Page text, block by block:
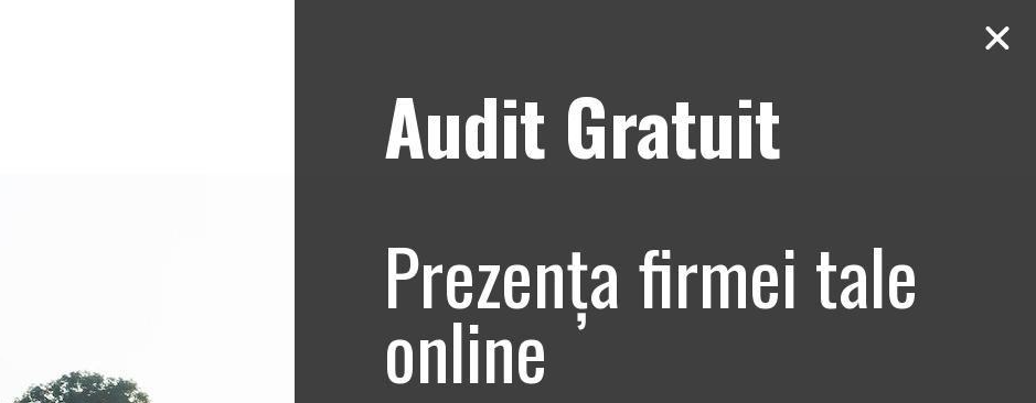
Live – Transmisiune eveniment sportiv de echitatie
Audit Gratuit
Prezența firmei tale
online